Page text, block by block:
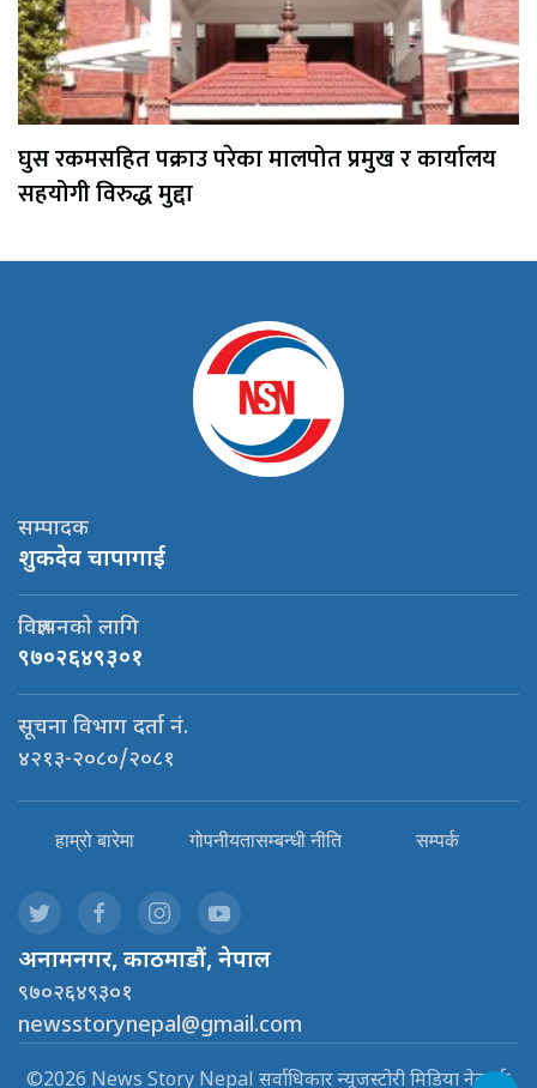
घुस रकमसहित पक्राउ परेका मालपोत प्रमुख र कार्यालय
सहयोगी विरुद्ध मुद्दा
सम्पादक
शुकदेव चापागाई
विज्ञापनको लागि
९७०२६४९३०१
सूचना विभाग दर्ता नं.
४२१३-२०८०/२०८१
हाम्रो बारेमा गोपनीयतासम्बन्धी नीति सम्पर्क
अनामनगर, काठमाडौं, नेपाल
९७०२६४९३०१
newsstorynepal@gmail.com
©2026 News Story Nepal सर्वाधिकार न्यूजस्टोरी मिडिया नेटवर्क